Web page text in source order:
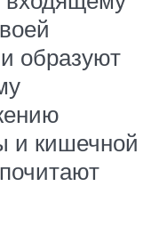
образуют
и кишечной